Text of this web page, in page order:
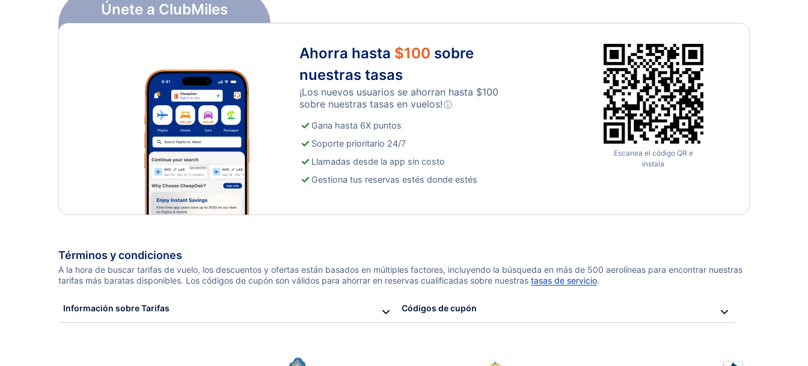
Únete a ClubMiles
Ahorra hasta $100 sobre
nuestras tasas
¡Los nuevos usuarios se ahorran hasta $100
sobre nuestras tasas en vuelos!ⓘ
Gana hasta 6X puntos
Soporte prioritario 24/7
Llamadas desde la app sin costo
Gestiona tus reservas estés donde estés
Escanea el código QR e
instala
Términos y condiciones
A la hora de buscar tarifas de vuelo, los descuentos y ofertas están basados en múltiples factores, incluyendo la búsqueda en más de 500 aerolíneas para encontrar nuestras
tarifas más baratas disponibles. Los códigos de cupón son válidos para ahorrar en reservas cualificadas sobre nuestras tasas de servicio.
Información sobre Tarifas Códigos de cupón